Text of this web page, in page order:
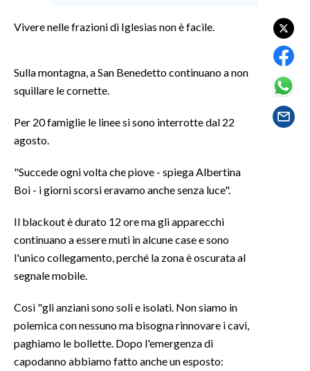
SALUTE
SARDI NEL MONDO
NOTIZIE
EVENTI
#CARAUNIONE
3 MINUTI CON
INFO AZIENDE
ABBONATI
ANNUNCI
Vivere nelle frazioni di Iglesias non è facile.
Sulla montagna, a San Benedetto continuano a non
squillare le cornette.
Per 20 famiglie le linee si sono interrotte dal 22
agosto.
"Succede ogni volta che piove - spiega Albertina
Boi - i giorni scorsi eravamo anche senza luce".
Il blackout è durato 12 ore ma gli apparecchi
continuano a essere muti in alcune case e sono
l'unico collegamento, perché la zona è oscurata al
segnale mobile.
Così "gli anziani sono soli e isolati. Non siamo in
polemica con nessuno ma bisogna rinnovare i cavi,
paghiamo le bollette. Dopo l'emergenza di
capodanno abbiamo fatto anche un esposto: